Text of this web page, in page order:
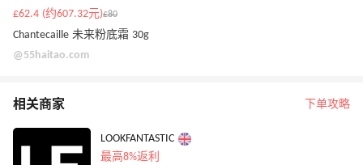
£62.4 (约607.32元)£80
Chantecaille 未来粉底霜 30g
@55haitao.com
相关商家 下单攻略
LOOKFANTASTIC
最高8%返利